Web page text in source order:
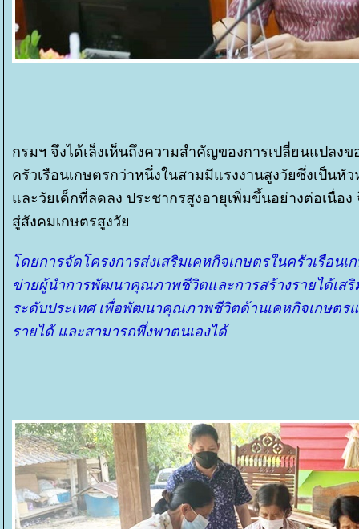
กรมฯ จึงได้เล็งเห็นถึงความสำคัญของการเปลี่ยนแปลง
ครัวเรือนเกษตรกว่าหนึ่งในสามมีแรงงานสูงวัยซึ่งเป็นหั
ละวัยเด็กที่ลดลง ประชากรสูงอายุเพิ่มขึ้นอย่างต่อเนื่อง
สู่สังคมเกษตรสูงวั
ดยการจัดโครงการส่งเสริมเคหกิจเกษตรในครัวเรือน
ข่ายผู้นำการพัฒนาคุณภาพชีวิตและการสร้างรายได้เส
ระดับประเทศ เพื่อพัฒนาคุณภาพชีวิตด้านเคหกิจเกษตร
รายได้ และสามารถพึ่งพาตนเองได้